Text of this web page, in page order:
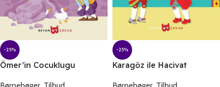
-25%
Ömer’in Cocuklugu
-25%
Karagöz ile Hacivat